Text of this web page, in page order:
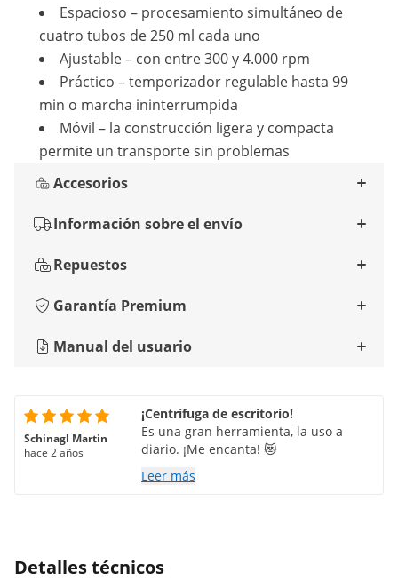
Espacioso – procesamiento simultáneo de
cuatro tubos de 250 ml cada uno
Ajustable – con entre 300 y 4.000 rpm
Práctico – temporizador regulable hasta 99
min o marcha ininterrumpida
Móvil – la construcción ligera y compacta
permite un transporte sin problemas
Accesorios
Información sobre el envío
Repuestos
Garantía Premium
Manual del usuario
Schinagl Martin
hace 2 años
¡Centrífuga de escritorio!
Es una gran herramienta, la uso a
diario. ¡Me encanta! 😻
Leer más
Detalles técnicos